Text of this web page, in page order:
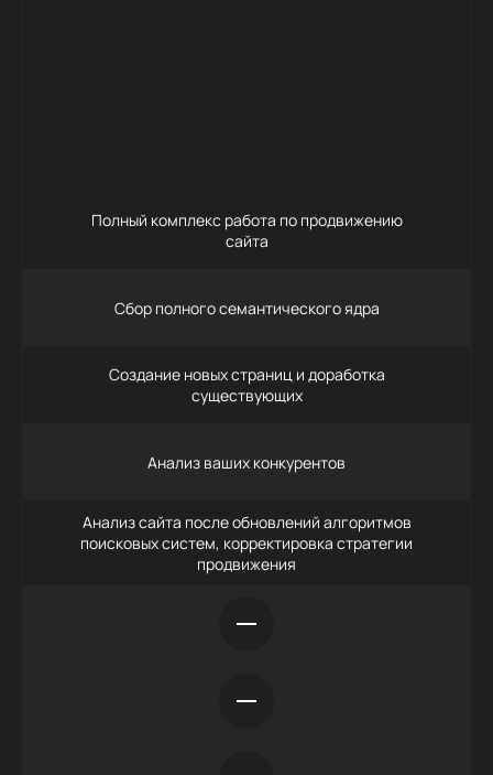
Полный комплекс работа по продвижению
сайта
Сбор полного семантического ядра
Создание новых страниц и доработка
существующих
Анализ ваших конкурентов
Анализ сайта после обновлений алгоритмов
поисковых систем, корректировка стратегии
продвижения